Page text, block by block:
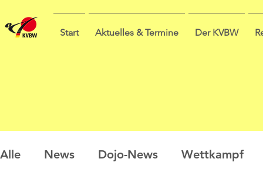
Start Aktuelles & Termine Der KVBW
Alle News Dojo-News Wettkampf